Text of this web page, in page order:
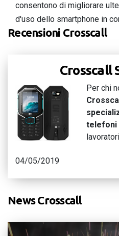
consentono di migliorare
d'uso dello smartphone in
Recensioni Crosscall
Crosscall
Per chi
telefoni
04/05/2019
News Crosscall